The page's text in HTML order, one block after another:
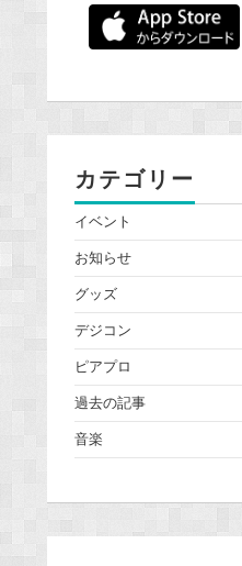
カテゴリー
イベント
お知らせ
グッズ
デジコン
ピアプロ
過去の記事
音楽